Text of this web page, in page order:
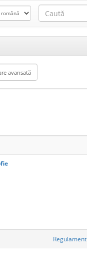
Regulament